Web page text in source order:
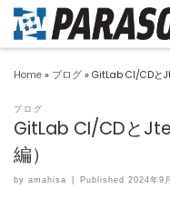
Home » ブログ » GitLab CI/CDと
ブログ
GitLab CI/CDと
編）
by amahisa Published 2024年9